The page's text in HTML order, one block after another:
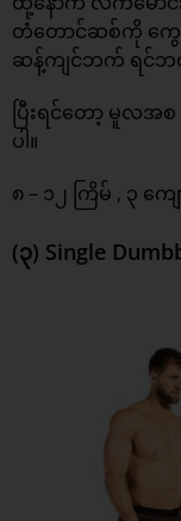
တံတောင်ဆစ်ကို ကွေ
ဆန့်ကျင်ဘက် ရင်ဘ
ပြီးရင်တော့ မူလအစ
ပါ။
၈ – ၁၂ ကြိမ် , ၃ ကျ
(၃) Single